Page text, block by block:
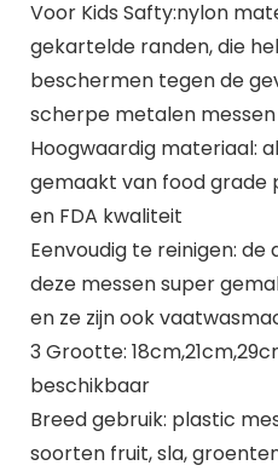
Voor Kids Safty:nylon
gekartelde randen, die
beschermen tegen de
scherpe metalen messen
Hoogwaardig materiaal:
gemaakt van food grade
en FDA kwaliteit
Eenvoudig te reinigen:
deze messen super
en ze zijn ook
3 Grootte:
beschikbaar
Breed gebruik: plastic
soorten fruit, sla,